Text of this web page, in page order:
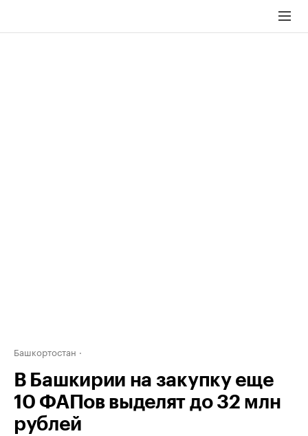
Башкортостан
В Башкирии на закупку еще
10 ФАПов выделят до 32 млн
рублей